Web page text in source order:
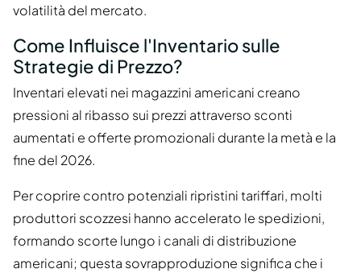
volatilità del mercato.
Come Influisce l'Inventario sulle
Strategie di Prezzo?
Inventari elevati nei magazzini americani creano
pressioni al ribasso sui prezzi attraverso sconti
aumentati e offerte promozionali durante la metà e la
fine del 2026.
Per coprire contro potenziali ripristini tariffari, molti
produttori scozzesi hanno accelerato le spedizioni,
formando scorte lungo i canali di distribuzione
americani; questa sovrapproduzione significa che i